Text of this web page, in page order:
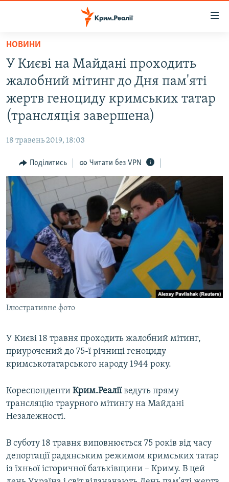
Перейти
основного
матеріалу
до
основної
Перейти
пошуку
ВОДА.КРИМ
ПОЛІТИКА
ПОГЛЯД
ІНТЕРВ'Ю
ВСЕ ЗА ДЕНЬ
СПЕЦПРОЕКТИ
ДЕПОРТАЦІЯ
ВІДЕОУРОКИ «ELIFBE»
СВІДЧЕННЯ ОКУПАЦІЇ
УКРАЇНСЬКА ПРОБЛЕМА КРИМУ
ЯК ОБІЙТИ БЛОКУВАННЯ
Русский
Qırımtatar
ДОЛУЧАЙСЯ!
Усі сайти RFE/RL
НОВИНИ
У Києві на Майдані проходить
жалобний мітинг до Дня пам'яті
жертв геноциду кримських татар
(трансляція завершена)
18 травень 2019, 18:03
Поділитись Читати без VPN
Ілюстративне фото
У Києві 18 травня проходить жалобний мітинг,
приурочений до 75-ї річниці геноциду
кримськотатарського народу 1944 року.
Кореспонденти Крим.Реаліїведуть пряму
трансляцію траурного мітингу на Майдані
Незалежності.
В суботу 18 травня виповнюється 75 років від часу
депортації радянським режимом кримських татар
із їхньої історичної батьківщини – Криму. В цей